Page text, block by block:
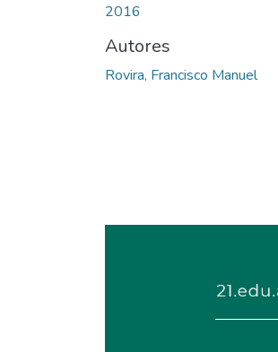
2016
Autores
Rovira, Francisco Manuel